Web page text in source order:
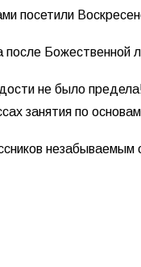
посетили
Божественной
не было
занятия по